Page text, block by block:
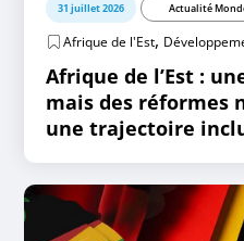
31 juillet 2026 Actualité
Afrique de l'Est,
Afrique de l’Est :
mais des réformes
une trajectoire